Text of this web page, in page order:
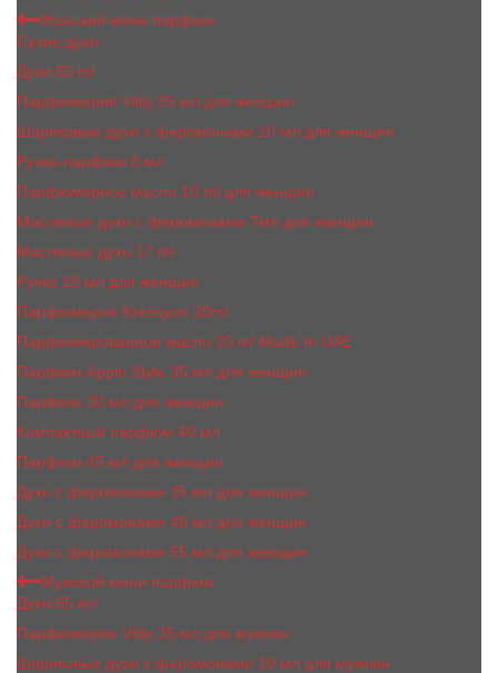
Женский мини парфюм
Сухие духи
Духи 65 ml
Парфюмерия Vilily 25 мл для женщин
Шариковые духи с феромонами 10 мл для женщин
Ручка-парфюм 8 мл
Парфюмерное масло 10 ml для женщин
Масляные духи c феромонами 7мл для женщин
Масляные духи 17 ml
Ручка 15 мл для женщин
Парфюмерия Kreasyon 20ml
Парфюмированное масло 20 ml Made In UAE
Парфюм Apple Style 35 мл для женщин
Парфюм 30 мл для женщин
Компактный парфюм 40 мл
Парфюм 45 мл для женщин
Духи с феромонами 35 мл для женщин
Духи с феромонами 45 мл для женщин
Духи с феромонами 55 мл для женщин
Мужской мини парфюм
Духи 65 мл
Парфюмерия Vilily 25 мл для мужчин
Шариковые духи с феромонами 10 мл для мужчин